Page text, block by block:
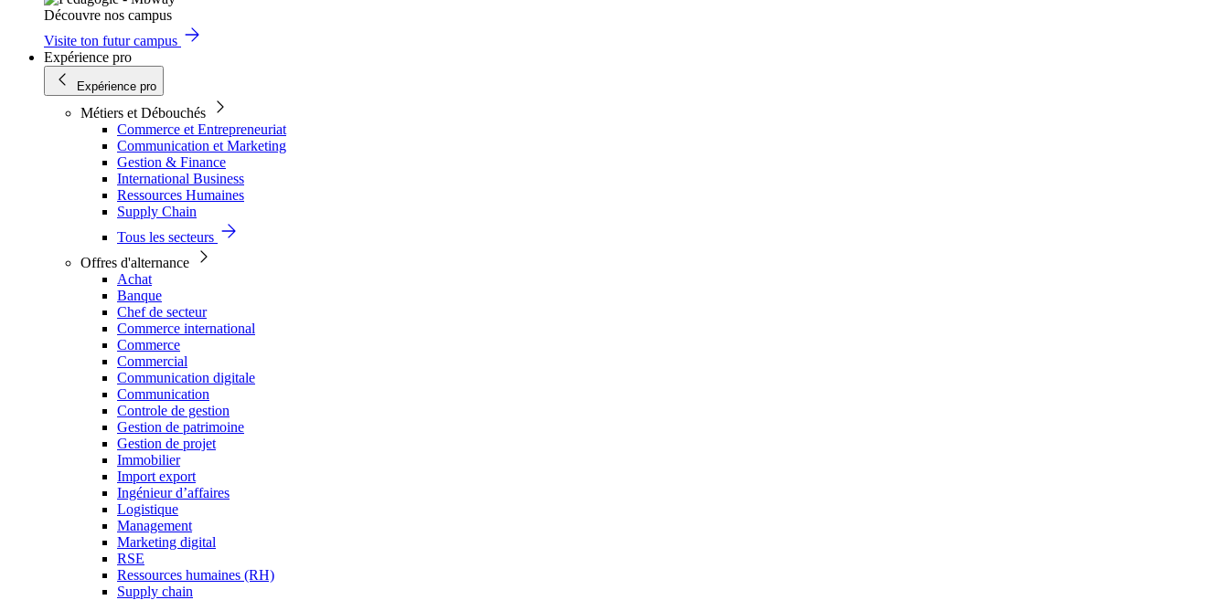
Découvre nos campus
Visite ton futur campus
Expérience pro
Expérience pro
Métiers et Débouchés
Commerce et Entrepreneuriat
Communication et Marketing
Gestion & Finance
International Business
Ressources Humaines
Supply Chain
Tous les secteurs
Offres d'alternance
Achat
Banque
Chef de secteur
Commerce international
Commerce
Commercial
Communication digitale
Communication
Controle de gestion
Gestion de patrimoine
Gestion de projet
Immobilier
Import export
Ingénieur d’affaires
Logistique
Management
Marketing digital
RSE
Ressources humaines (RH)
Supply chain